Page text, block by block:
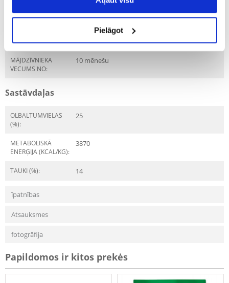
Pielāgot
DZĪVES POSMS: Pieaudzis
ŠĶIRNE: Šņauceri
MĀJDZĪVNIEKA
VECUMS NO:
10 mēnešu
Sastāvdaļas
OLBALTUMVIELAS
(%):
25
METABOLISKĀ
ENERĢIJA (KCAL/KG):
3870
TAUKI (%): 14
īpatnības
Atsauksmes
fotogrāfija
Papildomos ir kitos prekės